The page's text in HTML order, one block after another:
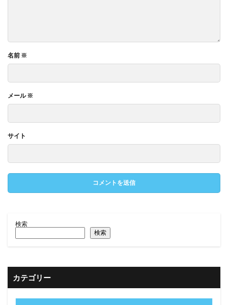
名前 ※
メール※
サイト
検索
検索
カテゴリー